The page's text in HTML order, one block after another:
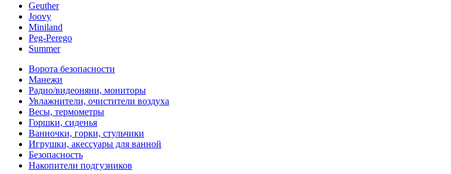
Geuther
Joovy
Miniland
Peg-Perego
Summer
Ворота безопасности
Манежи
Радио/видеоняни, мониторы
Увлажнители, очистители воздуха
Весы, термометры
Горшки, сиденья
Ванночки, горки, стульчики
Игрушки, акессуары для ванной
Безопасность
Накопители подгузников